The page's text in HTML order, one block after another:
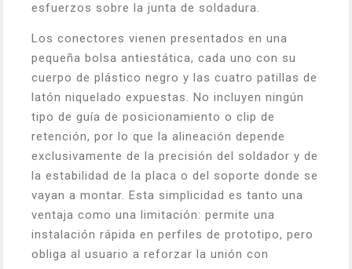
esfuerzos sobre la junta de soldadura.
Los conectores vienen presentados en una
pequeña bolsa antiestática, cada uno con su
cuerpo de plástico negro y las cuatro patillas de
latón niquelado expuestas. No incluyen ningún
tipo de guía de posicionamiento o clip de
retención, por lo que la alineación depende
exclusivamente de la precisión del soldador y de
la estabilidad de la placa o del soporte donde se
vayan a montar. Esta simplicidad es tanto una
ventaja como una limitación: permite una
instalación rápida en perfiles de prototipo, pero
obliga al usuario a reforzar la unión con